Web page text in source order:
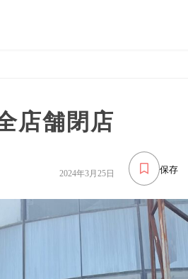
店舗閉店
保存
2024年3月25日